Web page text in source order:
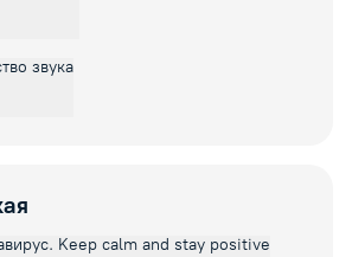
звука
Keep calm and stay positive